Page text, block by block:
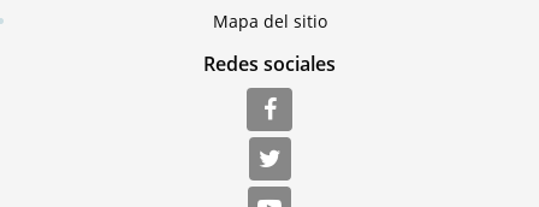
Mapa del sitio
Redes sociales